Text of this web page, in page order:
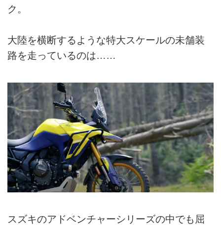
ク。
大陸を横断するような特大スケールの未舗装
路を走っているのは……
スズキのアドベンチャーシリーズの中でも屈